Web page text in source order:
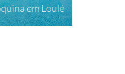
em Loulé